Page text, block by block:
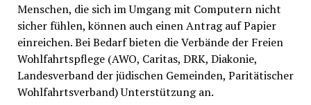
Menschen, die sich im Umgang mit Computern nicht
sicher fühlen, können auch einen Antrag auf Papier
einreichen. Bei Bedarf bieten die Verbände der Freien
Wohlfahrtspflege (AWO, Caritas, DRK, Diakonie,
Landesverband der jüdischen Gemeinden, Paritätischer
Wohlfahrtsverband) Unterstützung an.